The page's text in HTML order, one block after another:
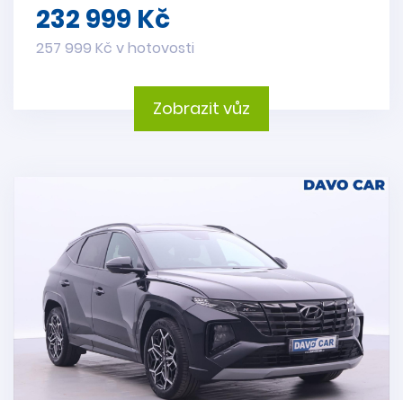
232 999 Kč
257 999 Kč v hotovosti
Zobrazit vůz